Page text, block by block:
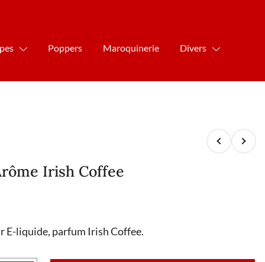
Poppers Maroquinerie Divers
Irish Coffee
E-liquide, parfum Irish Coffee.